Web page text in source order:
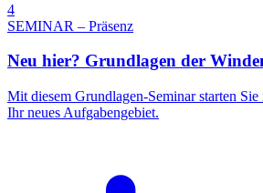
4
SEMINAR – Präsenz
Neu hier? Grundlagen der
Mit diesem Grundlagen-Seminar starten
Ihr neues Aufgabengebiet.